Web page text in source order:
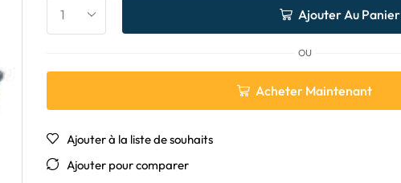
Ajouter Au Panier
OU
Acheter Maintenant
Ajouter à la liste de souhaits
Ajouter pour comparer